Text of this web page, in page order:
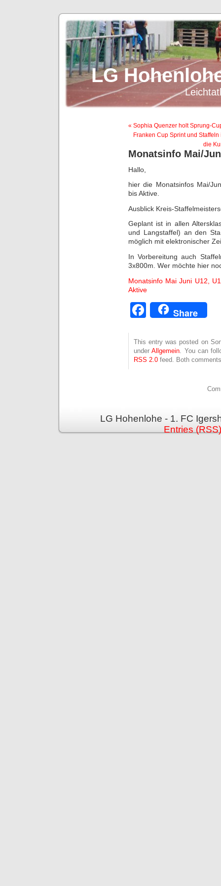
LG
« Sophia Quenzer holt Sprung-
Franken Cup Sprint und
die
Monatsinfo Mai/
Hallo,
hier die Monatsinfos Mai/
bis Aktive.
Ausblick Kreis-
Geplant ist in allen
und Langstaffel) an den
möglich mit elektronischer
In Vorbereitung auch
3x800m. Wer möchte hier
Monatsinfo Mai Juni U12,
Aktive
Facebook
Share
This entry was posted on
underAllgemein . You can
RSS 2.0 feed. Both
LG Hohenlohe - 1. FC
Entries (RSS)